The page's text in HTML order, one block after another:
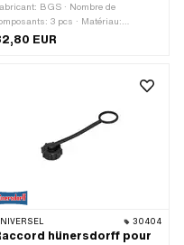
BGS · Nombre de
3 pcs · Matériau:
· Ø intérieur: 4 - 6.3 mm ·
EUR
30404
hünersdorff pour